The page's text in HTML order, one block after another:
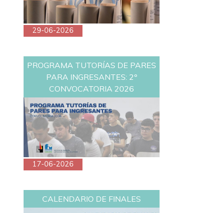
29-06-2026
PROGRAMA TUTORÍAS DE PARES
PARA INGRESANTES: 2º
CONVOCATORIA 2026
17-06-2026
CALENDARIO DE FINALES